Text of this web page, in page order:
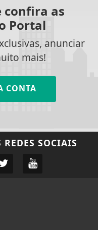
confira as
Portal
anunciar
mais!
CONTA
REDES SOCIAIS